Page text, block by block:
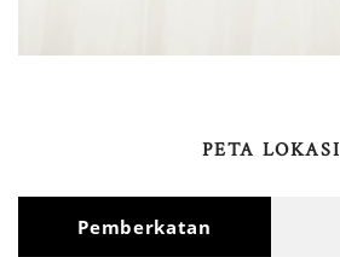
PETA LOKASI
Pemberkatan